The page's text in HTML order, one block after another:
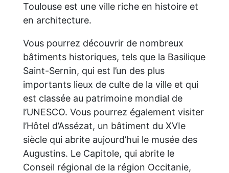
Toulouse est une ville riche en histoire et
en architecture.
Vous pourrez découvrir de nombreux
bâtiments historiques, tels que la Basilique
Saint-Sernin, qui est l’un des plus
importants lieux de culte de la ville et qui
est classée au patrimoine mondial de
l’UNESCO. Vous pourrez également visiter
l’Hôtel d’Assézat, un bâtiment du XVIe
siècle qui abrite aujourd’hui le musée des
Augustins. Le Capitole, qui abrite le
Conseil régional de la région Occitanie,